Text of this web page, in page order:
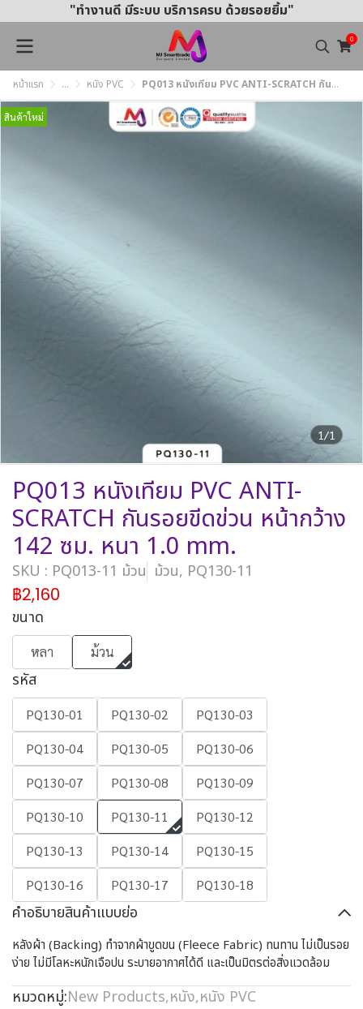
"ทำงานดี มีระบบ บริการครบ ด้วยรอยยิ้ม"
0
หน้าแรก ... หนัง PVC PQ013 หนังเทียม PVC ANTI-SCRATCH กันรอยขีดข่วน หน้ากว้าง 142 ซม. หนา 1.0 mm.
1/1
สินค้าใหม่
PQ013 หนังเทียม PVC ANTI-
SCRATCH กันรอยขีดข่วน หน้ากว้าง
142 ซม. หนา 1.0 mm.
SKU : PQ013-11 ม้วน ม้วน, PQ130-11
฿2,160
ขนาด
หลา ม้วน
รหัส
PQ130-01 PQ130-02
PQ130-03
PQ130-04
PQ130-05
PQ130-06
PQ130-07
PQ130-08
PQ130-09
PQ130-10
PQ130-11
PQ130-12
PQ130-13
PQ130-14
PQ130-15
PQ130-16
PQ130-17 PQ130-18
คำอธิบายสินค้าแบบย่อ
หลังผ้า (Backing) ทำจากผ้าขูดขน (Fleece Fabric) ทนทาน ไม่เป็นรอย
ง่าย ไม่มีโลหะหนักเจือปน ระบายอากาศได้ดี และเป็นมิตรต่อสิ่งแวดล้อม
หมวดหมู่:New Products,หนัง,หนัง PVC